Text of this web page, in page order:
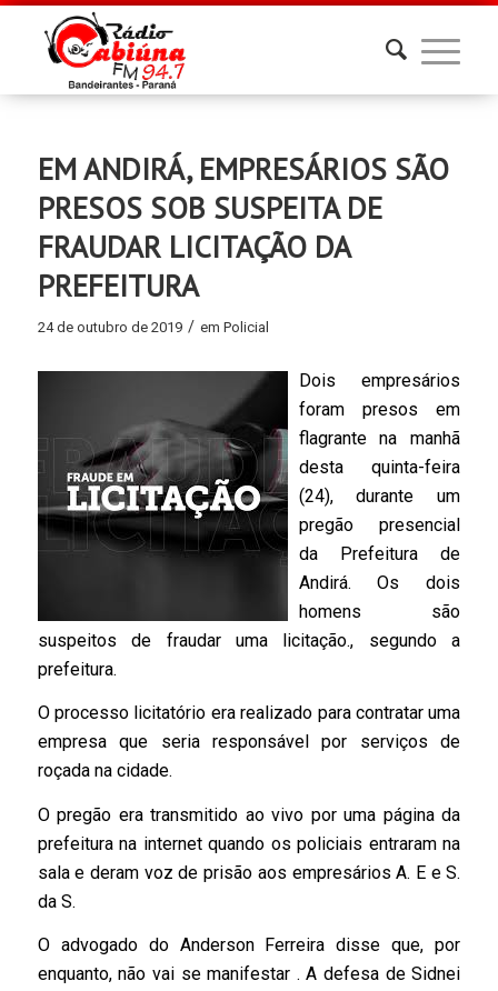
EM ANDIRÁ, EMPRESÁRIOS SÃO
PRESOS SOB SUSPEITA DE
FRAUDAR LICITAÇÃO DA
PREFEITURA
24 de outubro de 2019 / em Policial
Dois empresários
foram presos em
flagrante na manhã
desta quinta-feira
(24), durante um
pregão presencial
da Prefeitura de
Andirá. Os dois
homens são
suspeitos de fraudar uma licitação., segundo a
prefeitura.
O processo licitatório era realizado para contratar uma
empresa que seria responsável por serviços de
roçada na cidade.
O pregão era transmitido ao vivo por uma página da
prefeitura na internet quando os policiais entraram na
sala e deram voz de prisão aos empresários A. E e S.
da S.
O advogado do Anderson Ferreira disse que, por
enquanto, não vai se manifestar . A defesa de Sidnei